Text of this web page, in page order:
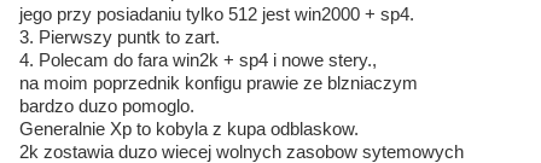
jego przy posiadaniu tylko 512 jest win2000 + sp4.
3. Pierwszy puntk to zart.
4. Polecam do fara win2k + sp4 i nowe stery.,
na moim poprzednik konfigu prawie ze blzniaczym
bardzo duzo pomoglo.
Generalnie Xp to kobyla z kupa odblaskow.
2k zostawia duzo wiecej wolnych zasobow sytemowych